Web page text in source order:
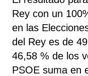
Rey con un
en las
del Rey es de
46,58 % de los
PSOE suma en